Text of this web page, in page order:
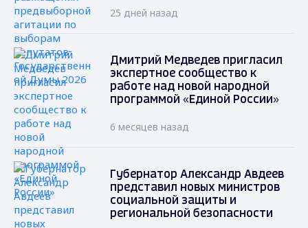
25 дней назад
Дмитрий Медведев пригласил
экспертное сообщество к
работе над новой народной
программой «Единой России»
6 месяцев назад
Губернатор Александр Авдеев
представил новых министров
социальной защиты и
региональной безопасности